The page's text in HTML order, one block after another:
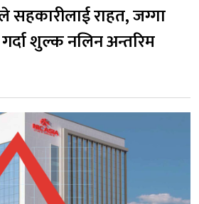
राहत, जग्गा
गर्दा शुल्क नलिन अन्तरिम